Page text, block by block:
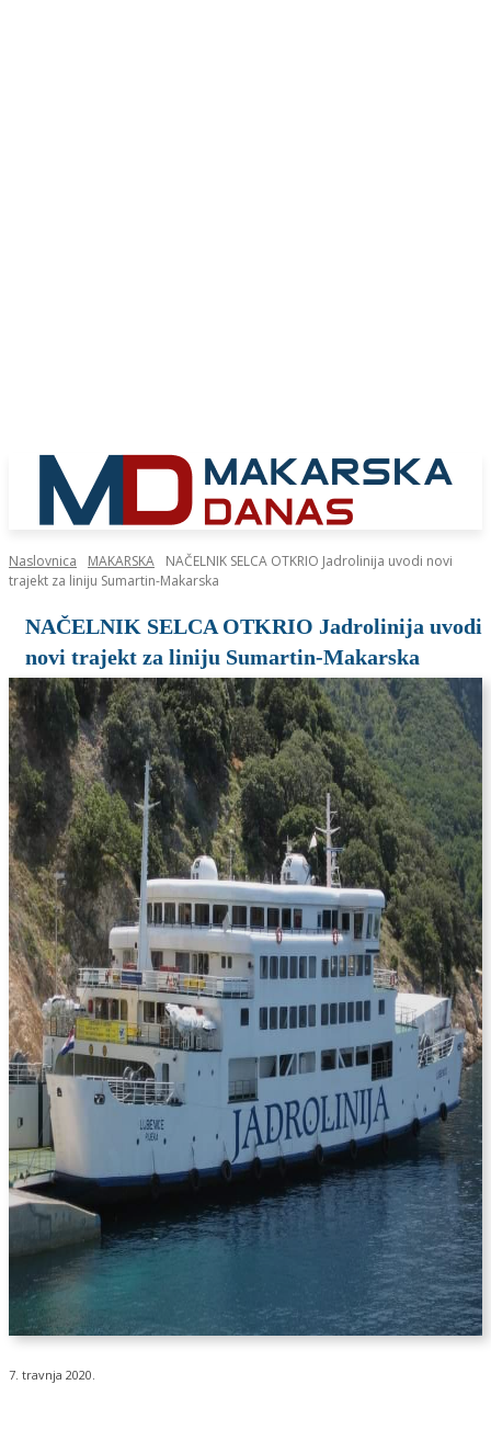
Naslovnica MAKARSKA
NAČELNIK SELCA OTKRIO Jadrolinija uvodi novi
trajekt za liniju Sumartin-Makarska
NAČELNIK SELCA OTKRIO Jadrolinija uvodi
novi trajekt za liniju Sumartin-Makarska
7. travnja 2020.